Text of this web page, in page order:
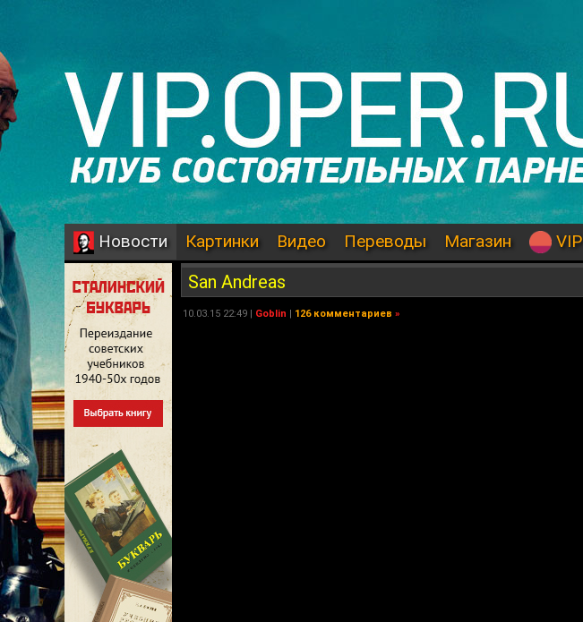
Новости Картинки Видео Переводы Магазин VIP
San Andreas
10.03.15 22:49 | Goblin | 126 комментариев »